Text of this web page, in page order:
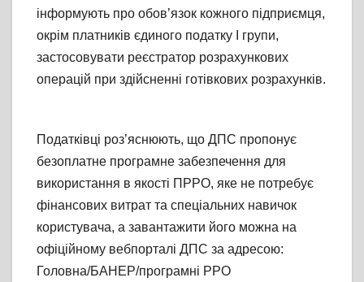
інформують про обов’язок кожного підприємця,
окрім платників єдиного податку І групи,
застосовувати реєстратор розрахункових
операцій при здійсненні готівкових розрахунків.
Податківці роз’яснюють, що ДПС пропонує
безоплатне програмне забезпечення для
використання в якості ПРРО, яке не потребує
фінансових витрат та спеціальних навичок
користувача, а завантажити його можна на
офіційному вебпорталі ДПС за адресою:
Головна/БАНЕР/програмні РРО